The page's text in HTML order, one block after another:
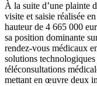
À la suite d’une plainte
visite et saisie réalisée
hauteur de 4 665 000
sa position dominante
rendez-vous médicaux
solutions
téléconsultations
mettant en œuvre deux